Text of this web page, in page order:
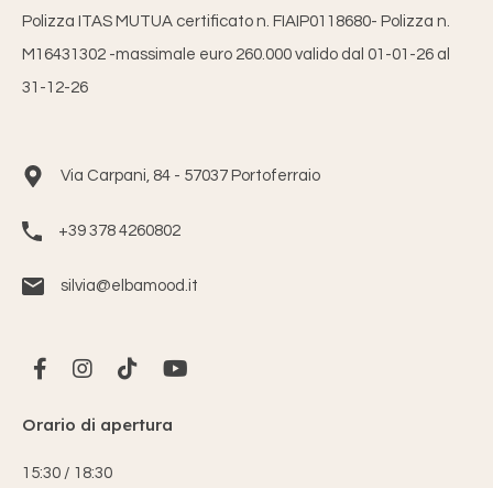
Polizza ITAS MUTUA certificato n. FIAIP0118680- Polizza n.
M16431302 -massimale euro 260.000 valido dal 01-01-26 al
31-12-26
Via Carpani, 84 - 57037 Portoferraio
+39 378 4260802
silvia@elbamood.it
Orario di apertura
15:30 / 18:30